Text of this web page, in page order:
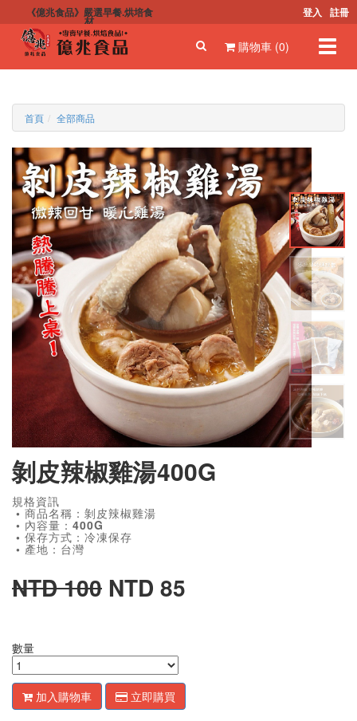
《億兆食品》嚴選早餐.烘培食
材
登入 註冊
購物車 (0)
首頁 全部商品
剝皮辣椒雞湯400G
規格資訊
• 商品名稱：剝皮辣椒雞湯
• 內容量：400G
• 保存方式：冷凍保存
• 產地：台灣
NTD 100 NTD 85
數量
加入購物車 立即購買